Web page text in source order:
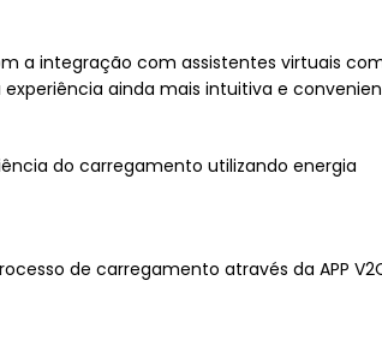
a integração com assistentes virtuais
ainda mais intuitiva e
do carregamento utilizando energia
de carregamento através da APP